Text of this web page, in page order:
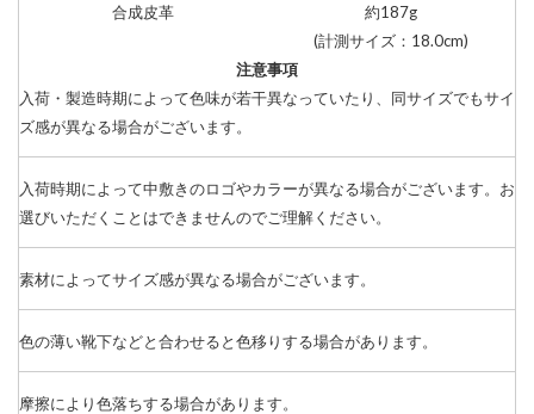
合成皮革
約187g
(計測サイズ：18.0cm)
注意事項
入荷・製造時期によって色味が若干異なっていたり、同サイズでもサイ
ズ感が異なる場合がございます。
入荷時期によって中敷きのロゴやカラーが異なる場合がございます。お
選びいただくことはできませんのでご理解ください。
素材によってサイズ感が異なる場合がございます。
色の薄い靴下などと合わせると色移りする場合があります。
摩擦により色落ちする場合があります。